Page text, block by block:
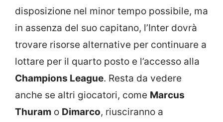
disposizione nel minor tempo possibile, ma
in assenza del suo capitano, l’Inter dovrà
trovare risorse alternative per continuare a
lottare per il quarto posto e l’accesso alla
Champions League. Resta da vedere
anche se altri giocatori, come Marcus
Thuram o Dimarco, riusciranno a